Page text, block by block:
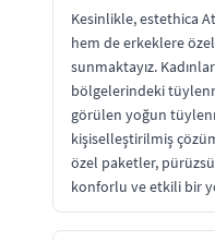
Kesinlikle, estethica
hem de erkeklere
sunmaktayız.
bölgelerindeki
görülen yoğun
kişiselleştirilmiş
özel paketler,
konforlu ve etkili bir